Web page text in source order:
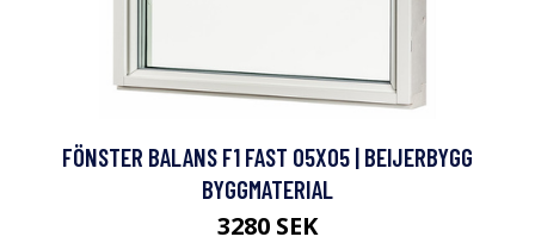
FÖNSTER BALANS F1 FAST 05X05 | BEIJERBYGG
BYGGMATERIAL
3280 SEK